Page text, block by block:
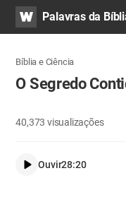
WATVPalavras da
Bíblia e Ciência
O Segredo
40,373visualizações
Ouvir28:20